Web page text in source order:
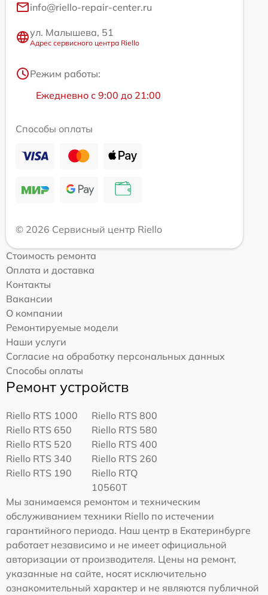
info@riello-repair-center.ru
ул. Малышева, 51
Адрес сервисного центра Riello
Режим работы:
Ежедневно с 9:00 до 21:00
Способы оплаты
© 2026 Сервисный центр Riello
Стоимость ремонта
Оплата и доставка
Контакты
Вакансии
О компании
Ремонтируемые модели
Наши услуги
Согласие на обработку персональных данных
Способы оплаты
Ремонт устройств
Riello RTS 1000
Riello RTS 800
Riello RTS 650
Riello RTS 580
Riello RTS 520
Riello RTS 400
Riello RTS 340
Riello RTS 260
Riello RTS 190
Riello RTQ
10560T
Мы занимаемся ремонтом и техническим
обслуживанием техники Riello по истечении
гарантийного периода. Наш центр в Екатеринбурге
работает независимо и не имеет официальной
авторизации от производителя. Цены на ремонт,
указанные на сайте, носят исключительно
ознакомительный характер и не являются публичной